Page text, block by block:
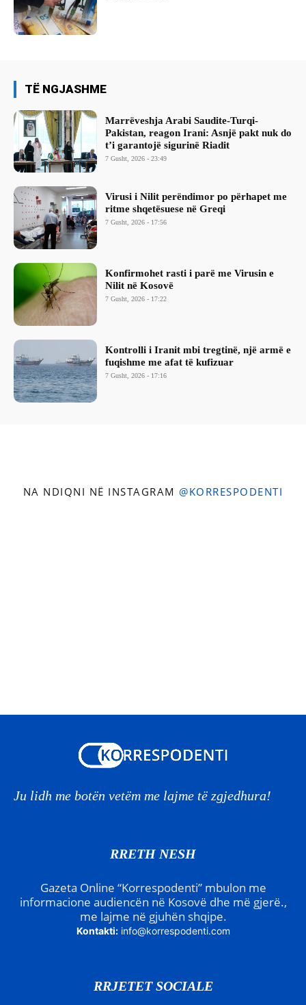
TË NGJASHME
Marrëveshja Arabi Saudite-Turqi-
Pakistan, reagon Irani: Asnjë pakt nuk do
t’i garantojë sigurinë Riadit
7 Gusht, 2026 - 23:49
Virusi i Nilit perëndimor po përhapet me
ritme shqetësuese në Greqi
7 Gusht, 2026 - 17:56
Konfirmohet rasti i parë me Virusin e
Nilit në Kosovë
7 Gusht, 2026 - 17:22
Kontrolli i Iranit mbi tregtinë, një armë e
fuqishme me afat të kufizuar
7 Gusht, 2026 - 17:16
NA NDIQNI NË INSTAGRAM @KORRESPODENTI
Ju lidh me botën vetëm me lajme të zgjedhura!
RRETH NESH
Gazeta Online “Korrespodenti” mbulon me
informacione audiencën në Kosovë dhe më gjerë.,
me lajme në gjuhën shqipe.
Kontakti: info@korrespodenti.com
RRJETET SOCIALE